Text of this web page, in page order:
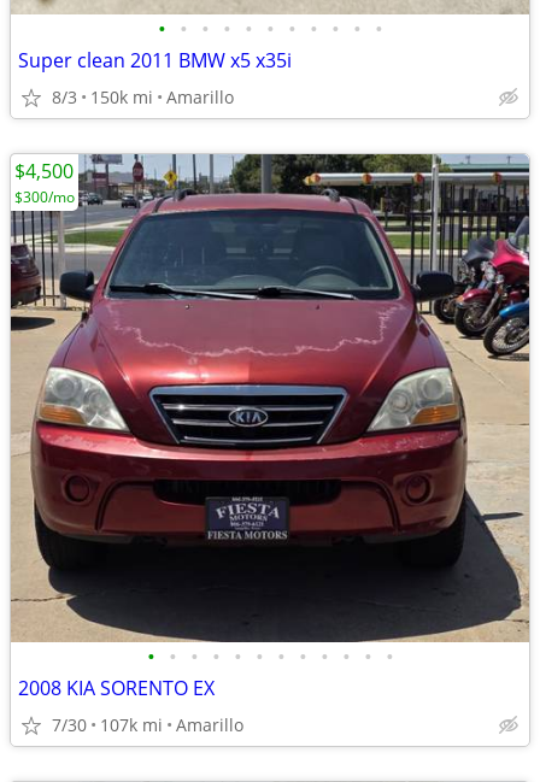
• • • • • • • • • • •
Super clean 2011 BMW x5 x35i
8/3 150k mi Amarillo
• • • • • • • • • • • •
2008 KIA SORENTO EX
7/30 107k mi Amarillo
$4,500
$300/mo